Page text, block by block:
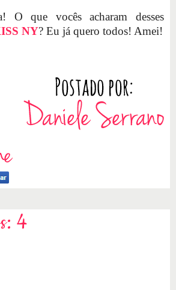
O que vocês acharam desses
NY? Eu já quero todos! Amei!
4